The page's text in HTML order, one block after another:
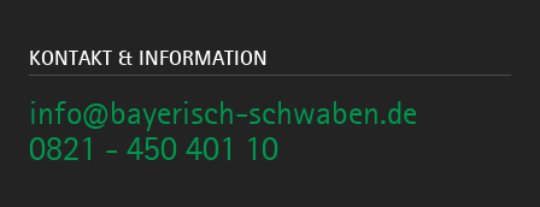
KONTAKT & INFORMATION
info@bayerisch-schwaben.de
0821 - 450 401 10